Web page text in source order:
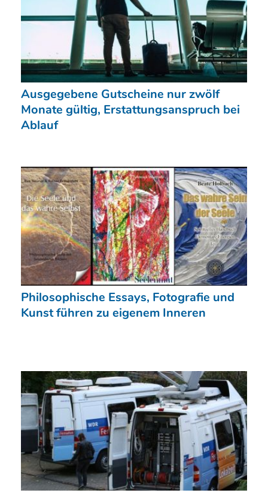
Ausgegebene Gutscheine nur zwölf
Monate gültig, Erstattungsanspruch bei
Ablauf
Philosophische Essays, Fotografie und
Kunst führen zu eigenem Inneren